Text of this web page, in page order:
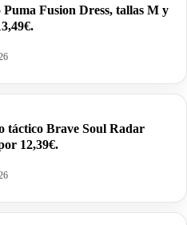
Puma Fusion Dress, tallas M y
táctico Brave Soul Radar
12,39€.